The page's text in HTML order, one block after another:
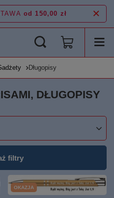
od 150,00 zł
Długopisy
DŁUGOPISY
filtry
OKAZJA